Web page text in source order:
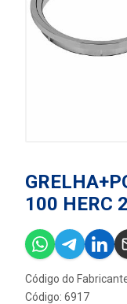
100 HERC
Código do
Código: 6917